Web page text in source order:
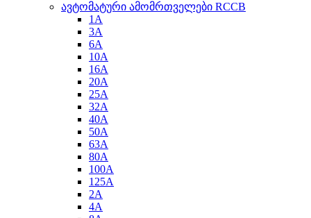
ავტომატური ამომრთველები RCCB
1A
3A
6A
10A
16A
20A
25A
32A
40A
50A
63A
80A
100A
125A
2A
4A